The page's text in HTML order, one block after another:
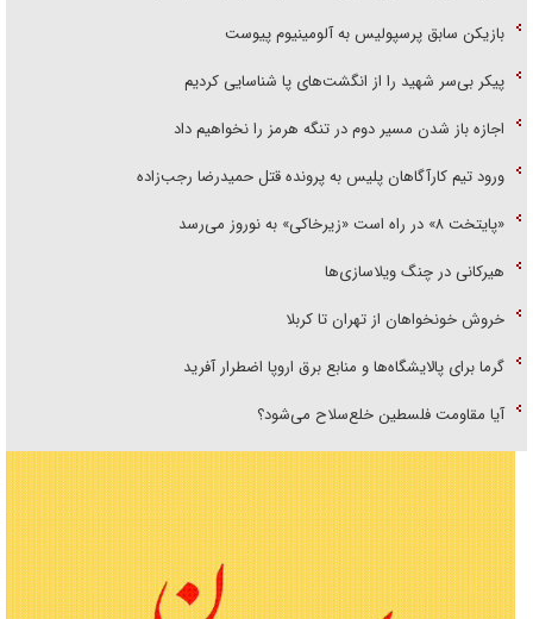
بازیکن سابق پرسپولیس به آلومینیوم پیوست
پیکر بی‌سر شهید را از انگشت‌های پا شناسایی کردیم
اجازه باز شدن مسیر دوم در تنگه هرمز را نخواهیم داد
ورود تیم کارآگاهان پلیس به پرونده قتل حمیدرضا رجب‌زاده
«پایتخت ۸» در راه است «زیرخاکی» به نوروز می‌رسد
هیرکانی در چنگ ویلاسازی‌ها
خروش خونخواهان از تهران تا کربلا
گرما برای پالایشگاه‌ها و منابع برق اروپا اضطرار آفرید
آیا مقاومت فلسطین خلع‌سلاح می‌شود؟